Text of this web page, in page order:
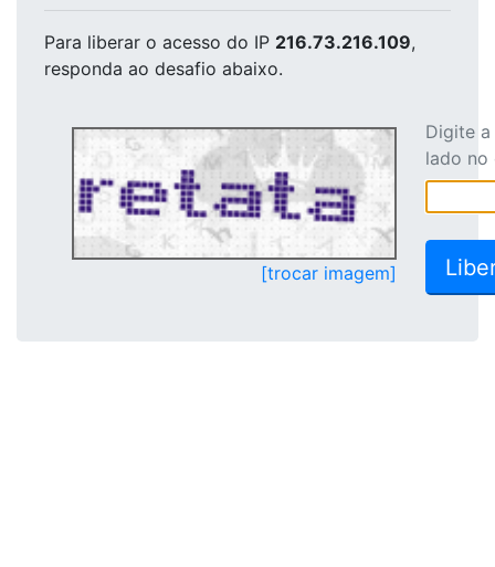
Para liberar o acesso do IP 216.73.216.109,
responda ao desafio abaixo.
[trocar imagem]
Digite
lado no